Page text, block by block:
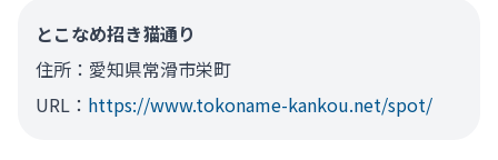
とこなめ招き猫通り
住所：愛知県常滑市栄町
URL： https://www.tokoname-kankou.net/spot/